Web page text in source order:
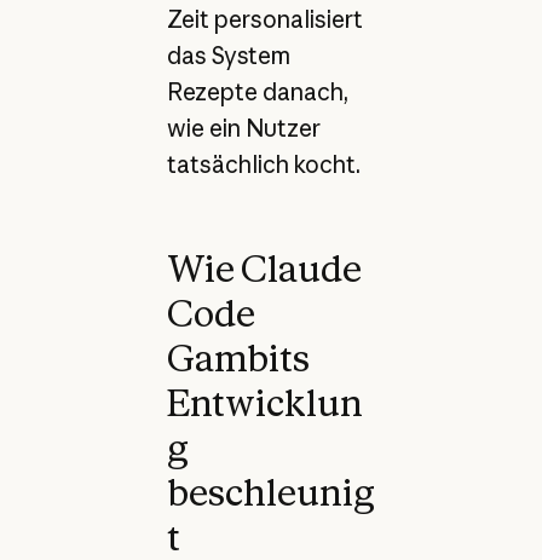
Zeit personalisiert
das System
Rezepte danach,
wie ein Nutzer
tatsächlich kocht.
Wie Claude
Code
Gambits
Entwicklun
g
beschleunig
t